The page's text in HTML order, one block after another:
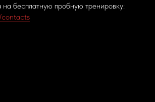
бесплатную пробную тренировку:
contacts